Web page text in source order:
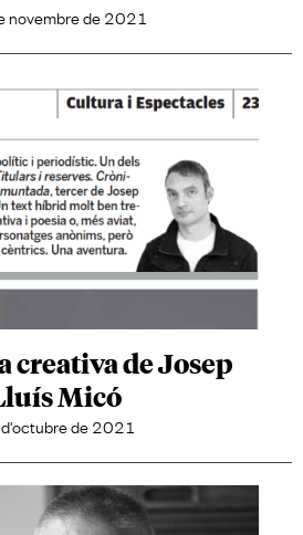
novembre de 2021
creativa de Josep
Micó
de 2021